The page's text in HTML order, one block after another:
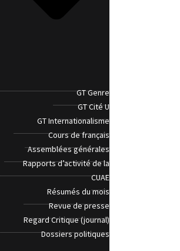
GT Genre
GT Cité U
GT Internationalisme
Cours de français
Assemblées générales
Rapports d’activité de la
CUAE
Résumés du mois
Revue de presse
Regard Critique (journal)
Dossiers politiques